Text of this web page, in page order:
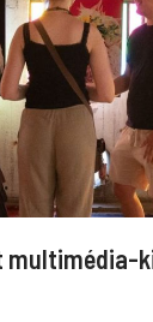
multimédia-